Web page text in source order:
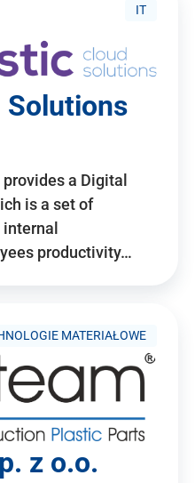
IT
Solutions
a Digital
is a set of
productivity…
MATERIAŁOWE
z o.o.